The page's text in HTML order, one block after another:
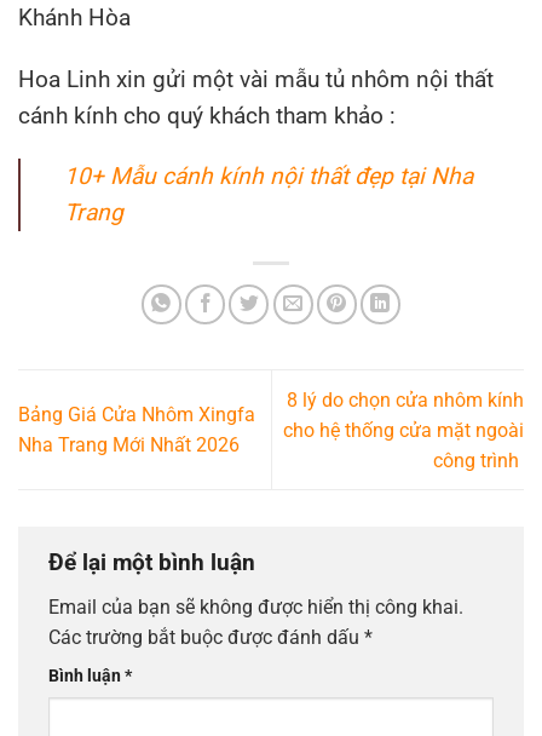
Khánh Hòa
Hoa Linh xin gửi một vài mẫu tủ nhôm nội thất
cánh kính cho quý khách tham khảo :
10+ Mẫu cánh kính nội thất đẹp tại Nha
Trang
Bảng Giá Cửa Nhôm Xingfa
Nha Trang Mới Nhất 2026
8 lý do chọn cửa nhôm kính
cho hệ thống cửa mặt ngoài
công trình
Để lại một bình luận
Email của bạn sẽ không được hiển thị công khai.
Các trường bắt buộc được đánh dấu *
Bình luận*